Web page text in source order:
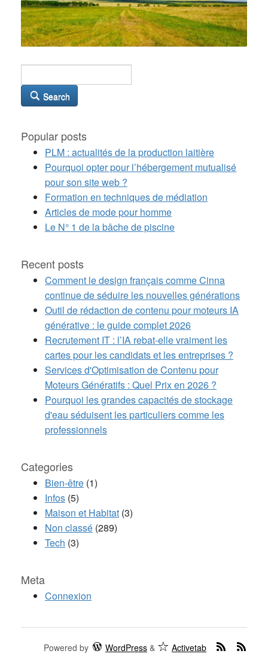
Search
Popular posts
PLM : actualités de la production laitière
Pourquoi opter pour l’hébergement mutualisé
pour son site web ?
Formation en techniques de médiation
Articles de mode pour homme
Le N° 1 de la bâche de piscine
Recent posts
Comment le design français comme Cinna
continue de séduire les nouvelles générations
Outil de rédaction de contenu pour moteurs IA
générative : le guide complet 2026
Recrutement IT : l’IA rebat-elle vraiment les
cartes pour les candidats et les entreprises ?
Services d'Optimisation de Contenu pour
Moteurs Génératifs : Quel Prix en 2026 ?
Pourquoi les grandes capacités de stockage
d'eau séduisent les particuliers comme les
professionnels
Categories
Bien-être (1)
Infos (5)
Maison et Habitat (3)
Non classé (289)
Tech (3)
Meta
Connexion
Powered by WordPress & Activetab